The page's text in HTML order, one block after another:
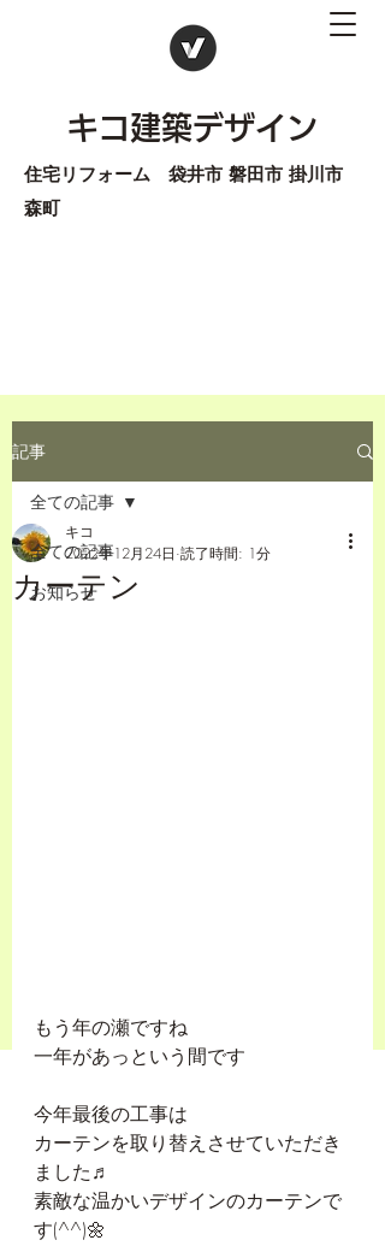
キコ建築デザイン
住宅リフォーム 袋井市 磐田市 掛川市
森町
記事
全ての記事
お知らせ
全ての記事
カーテン
キコ
2022年12月24日 読了時間: 1分
もう年の瀬ですね
一年があっという間です
今年最後の工事は
カーテンを取り替えさせていただき
ました♬
素敵な温かいデザインのカーテンで
す(^^)🌼